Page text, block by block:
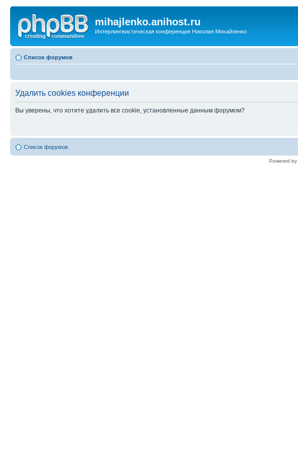
mihajlenko.anihost.ru
Интерлингвистическая конференция Николая Михайленко
Список форумов
Удалить cookies конференции
Вы уверены, что хотите удалить все cookie, установленные данным форумом?
Список форумов
Powered by